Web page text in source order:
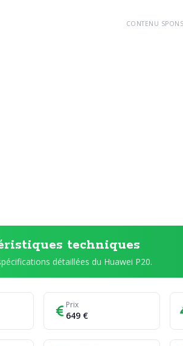
CONTENU
techniques
détaillées du Huawei P20.
Prix
649 €